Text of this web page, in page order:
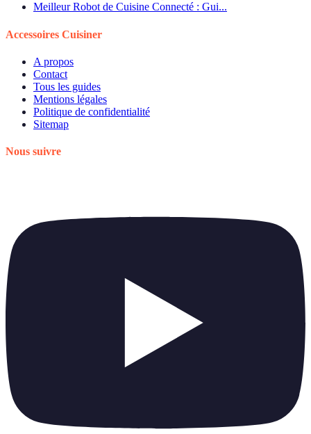
Meilleur Robot de Cuisine Connecté : Gui...
Accessoires Cuisiner
A propos
Contact
Tous les guides
Mentions légales
Politique de confidentialité
Sitemap
Nous suivre